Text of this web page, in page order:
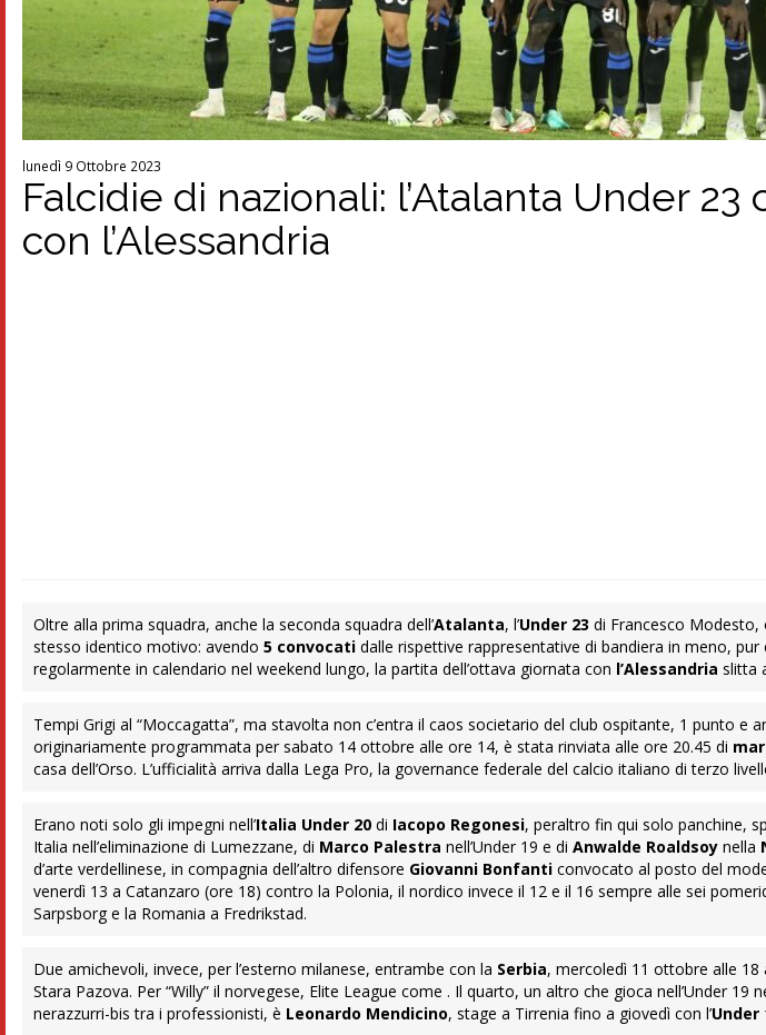
lunedì 9 Ottobre 2023
Falcidie di nazionali: l’Atalanta Under
con l’Alessandria
Oltre alla prima squadra, anche la seconda squadra dell’Atalanta, l’Under 23 di Francesco Modesto,
stesso identico motivo: avendo5 convocati dalle rispettive rappresentative di bandiera in meno,
regolarmente in calendario nel weekend lungo, la partita dell’ottava giornata con l’Alessandria slitta
Tempi Grigi al “Moccagatta”, ma stavolta non c’entra il caos societario del club ospitante, 1 punto e
originariamente programmata per sabato 14 ottobre alle ore 14, è stata rinviata alle ore 20.45 di
casa dell’Orso. L’ufficialità arriva dalla Lega Pro, la governance federale del calcio italiano di terzo
Erano noti solo gli impegni nell’Italia Under 20 di Iacopo Regonesi, peraltro fin qui solo panchine,
Italia nell’eliminazione di Lumezzane, di Marco Palestra nell’Under 19 e diAnwalde Roaldsoy nella
d’arte verdellinese, in compagnia dell’altro difensore Giovanni Bonfanti convocato al posto del
venerdì 13 a Catanzaro (ore 18) contro la Polonia, il nordico invece il 12 e il 16 sempre alle sei
Sarpsborg e la Romania a Fredrikstad.
Due amichevoli, invece, per l’esterno milanese, entrambe con la Serbia, mercoledì 11 ottobre alle 18
Stara Pazova. Per “Willy” il norvegese, Elite League come . Il quarto, un altro che gioca nell’Under
nerazzurri-bis tra i professionisti, è Leonardo Mendicino, stage a Tirrenia fino a giovedì con l’Under